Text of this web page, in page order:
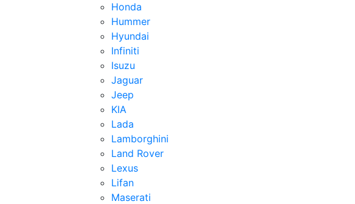
Honda
Hummer
Hyundai
Infiniti
Isuzu
Jaguar
Jeep
KIA
Lada
Lamborghini
Land Rover
Lexus
Lifan
Maserati